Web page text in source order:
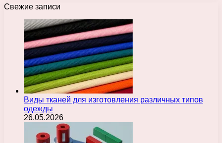
Свежие записи
Виды тканей для изготовления различных типов
одежды
26.05.2026